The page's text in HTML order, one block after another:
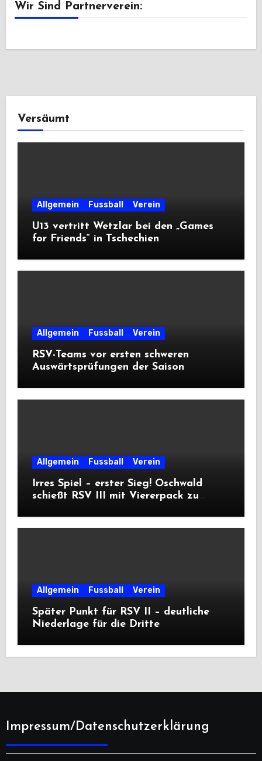
Wir Sind Partnerverein:
Versäumt
Allgemein Fussball Verein
U13 vertritt Wetzlar bei den „Games
for Friends“ in Tschechien
Allgemein Fussball Verein
RSV-Teams vor ersten schweren
Auswärtsprüfungen der Saison
Allgemein Fussball Verein
Irres Spiel – erster Sieg! Oschwald
schießt RSV III mit Viererpack zu
Allgemein Fussball Verein
Später Punkt für RSV II – deutliche
Niederlage für die Dritte
Impressum/Datenschutzerklärung